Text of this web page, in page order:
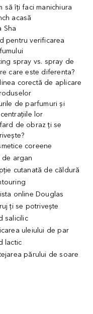
să îți faci manichiura
acasă
Sha
pentru verificarea
spray vs. spray de
care este diferenta?
corectă de aplicare
de parfumuri și
lor
de obraz ți se
coreene
de argan
cutanată de căldură
online Douglas
ți se potrivește
salicilic
uleiului de par
lactic
părului de soare